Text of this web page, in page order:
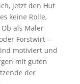
jetzt den Hut
keine Rolle,
als Maler
Forstwirt –
motiviert und
mit guten
der